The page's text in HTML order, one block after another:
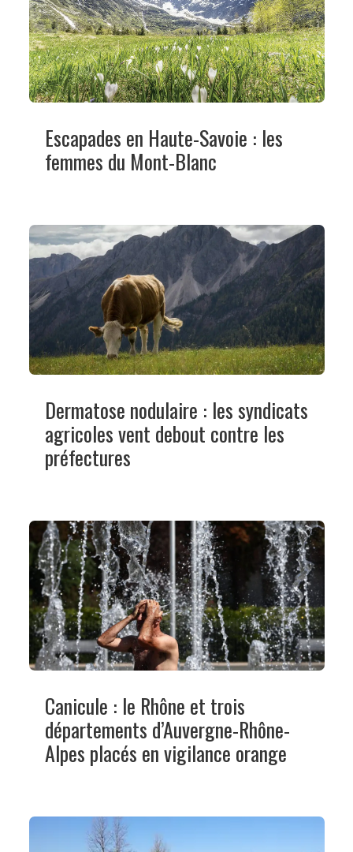
Escapades en Haute-Savoie : les
femmes du Mont-Blanc
Dermatose nodulaire : les syndicats
agricoles vent debout contre les
préfectures
Canicule : le Rhône et trois
départements d’Auvergne-Rhône-
Alpes placés en vigilance orange